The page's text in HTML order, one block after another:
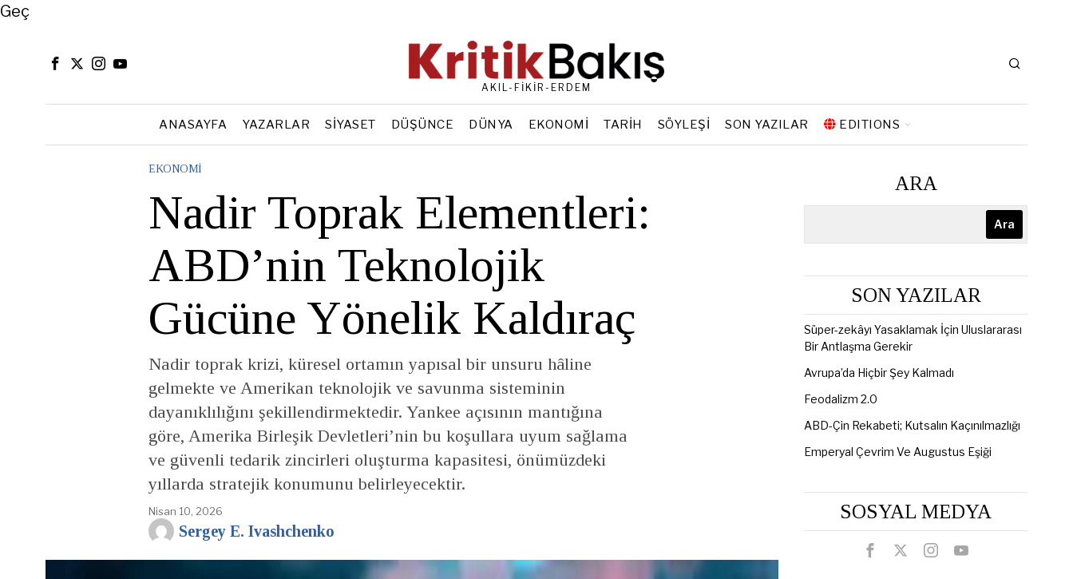
Close
Geç
AKIL-FİKİR-ERDEM
ANASAYFA YAZARLAR SIYASET DÜŞÜNCE DÜNYA EKONOMI TARIH SÖYLEŞI SON YAZILAR EDITIONS
EKONOMI
Nadir Toprak Elementleri:
ABD’nin Teknolojik
Gücüne Yönelik Kaldıraç
Nadir toprak krizi, küresel ortamın yapısal bir unsuru hâline
gelmekte ve Amerikan teknolojik ve savunma sisteminin
dayanıklılığını şekillendirmektedir. Yankee açısının mantığına
göre, Amerika Birleşik Devletleri’nin bu koşullara uyum sağlama
ve güvenli tedarik zincirleri oluşturma kapasitesi, önümüzdeki
yıllarda stratejik konumunu belirleyecektir.
Nisan 10, 2026
Sergey E. Ivashchenko
ARA
Ara
SON YAZILAR
Süper-zekâyı Yasaklamak İçin Uluslararası
Bir Antlaşma Gerekir
Avrupa’da Hiçbir Şey Kalmadı
Feodalizm 2.0
ABD-Çin Rekabeti; Kutsalın Kaçınılmazlığı
Emperyal Çevrim Ve Augustus Eşiği
SOSYAL MEDYA